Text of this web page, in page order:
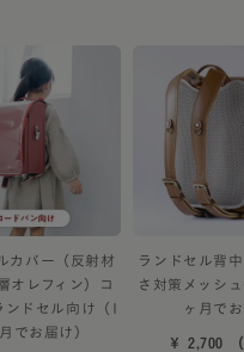
カバー（反射材
オレフィン）コ
ンドセル向け（1
でお届け）
ランドセル背
さ対策メッシ
ヶ月で
￥ 2,700